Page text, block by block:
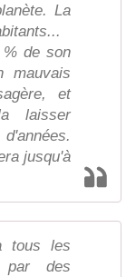
La
% de son
mauvais
et
laisser
jusqu'à
tous les
par des